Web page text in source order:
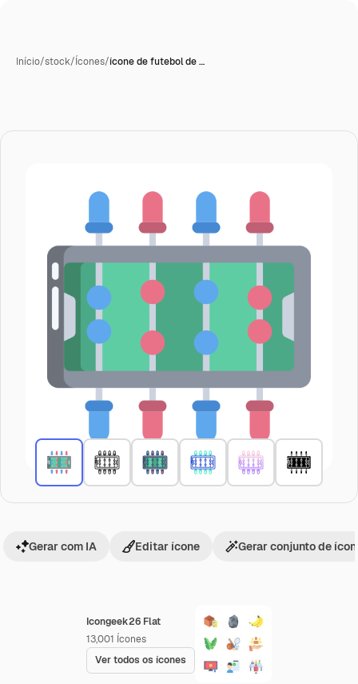
Início/stock/Ícones/ícone de futebol de …
Icongeek26 Flat
13,001 Ícones
Ver todos os ícones
Gerar com IA Editar ícone Gerar conjunto de